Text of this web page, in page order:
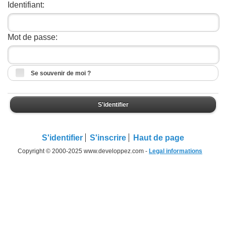
Identifiant:
Mot de passe:
Se souvenir de moi ?
S'identifier
S'identifier S'inscrire Haut de page
Copyright © 2000-2025 www.developpez.com - Legal informations